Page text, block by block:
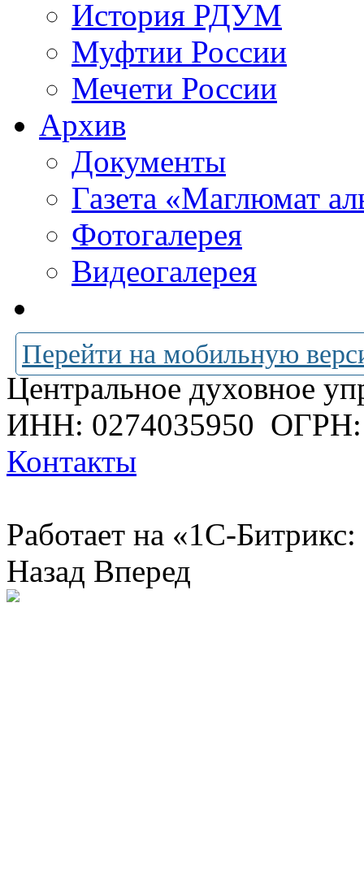
История РДУМ
Муфтии России
Мечети России
Архив
Документы
Газета «Маглюмат
Фотогалерея
Видеогалерея
Перейти на мобильную
Центральное духовное
ИНН: 0274035950 ОГРН:
Контакты
Работает на «1С-
Назад Вперед